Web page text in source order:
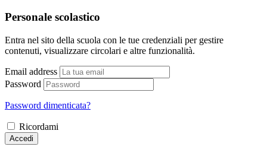
Personale scolastico
Entra nel sito della scuola con le tue credenziali per gestire
contenuti, visualizzare circolari e altre funzionalità.
Email address
Password
Password dimenticata?
Ricordami
Accedi